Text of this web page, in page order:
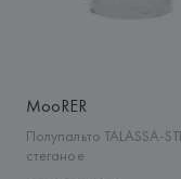
MooRER
Полупальто TALASSA-
стеганое